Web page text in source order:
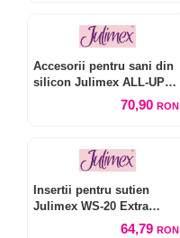
Accesorii pentru sani din
silicon Julimex ALL-UP
70,90 RON
Insertii pentru sutien
Julimex WS-20 Extra
64,79 RON